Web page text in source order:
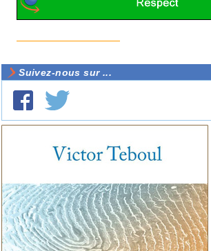
Suivez-nous sur ...